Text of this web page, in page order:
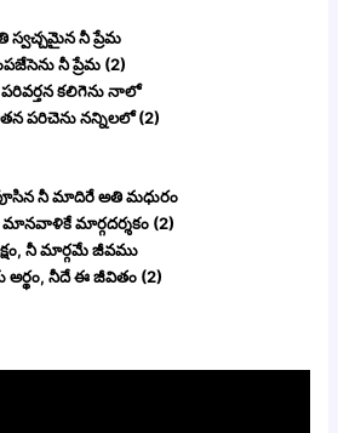
స్వచ్చమైన నీ ప్రేమ
నీ ప్రేమ (2)
కలిగెను నాలో
పరిచెను నన్నిలలో (2)
నీ మాదిరే అతి మధురం
మార్గదర్శకం (2)
నీ మార్గమే జీవము
అర్థం, నీదే ఈ జీవితం (2)